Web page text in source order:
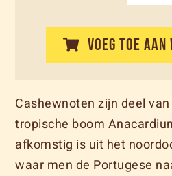
VOEG TOE
Cashewnoten zijn deel
tropische boom
afkomstig is uit het
waar men de Portugese